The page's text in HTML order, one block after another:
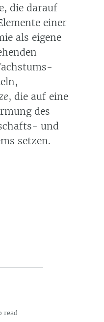
die darauf
einer
als eigene
, die auf eine
des
und
setzen.
read